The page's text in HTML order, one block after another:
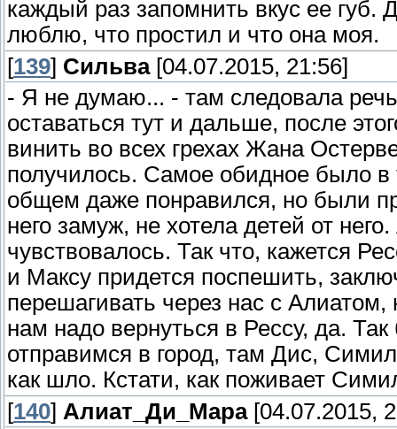
каждый раз запомнить вкус ее губ.
люблю, что простил и что она моя.
[139] Сильва[04.07.2015, 21:56]
- Я не думаю... - там следовала
оставаться тут и дальше, после
винить во всех грехах Жана
получилось. Самое обидное было в
общем даже понравился, но были
него замуж, не хотела детей от
чувствовалось. Так что, кажется
и Максу придется поспешить,
перешагивать через нас с
нам надо вернуться в Рессу, да.
отправимся в город, там Дис,
как шло. Кстати, как поживает
[140] Алиат_Ди_Мара[04.07.2015,